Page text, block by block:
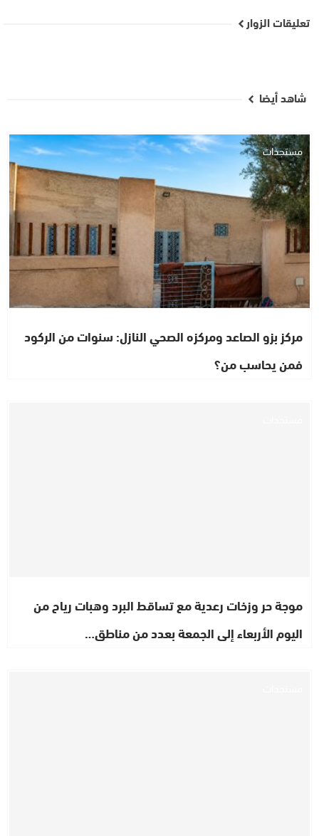
تعليقات الزوار
شاهد أيضا
مستجدات
مركز بزو الصاعد ومركزه الصحي النازل: سنوات من الركود
فمن يحاسب من؟
موجة حر وزخات رعدية مع تساقط البرد وهبات رياح من
اليوم الأربعاء إلى الجمعة بعدد من مناطق…